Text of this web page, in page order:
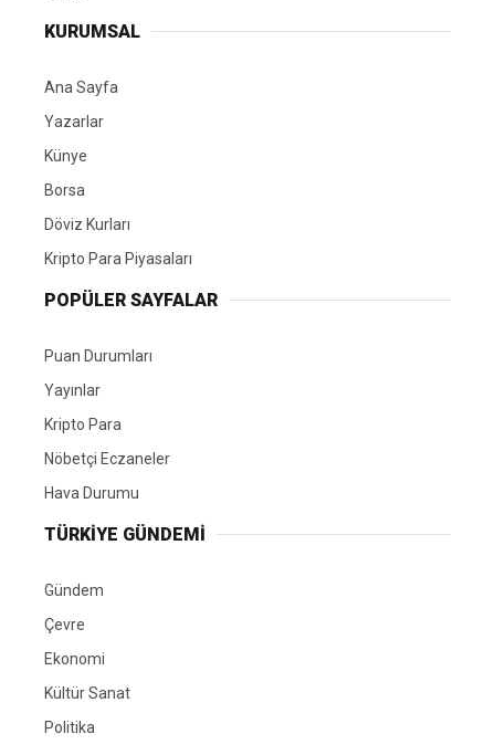
KURUMSAL
Ana Sayfa
Yazarlar
Künye
Borsa
Döviz Kurları
Kripto Para Piyasaları
POPÜLER SAYFALAR
Puan Durumları
Yayınlar
Kripto Para
Nöbetçi Eczaneler
Hava Durumu
TÜRKIYE GÜNDEMI
Gündem
Çevre
Ekonomi
Kültür Sanat
Politika